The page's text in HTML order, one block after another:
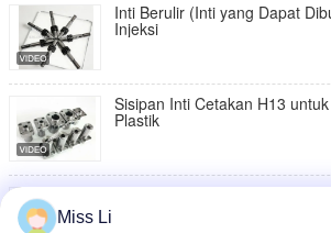
Inti Berulir (Inti yang Dapat
Injeksi
Sisipan Inti Cetakan H13
Plastik
Bushing Panduan Mesin
Miss Li